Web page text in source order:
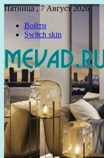
Пятница , 7 Август 2026
Войти
Switch skin